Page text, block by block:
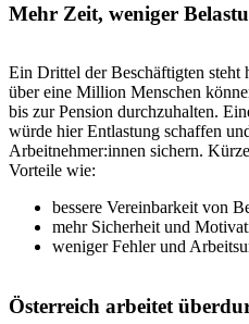
Mehr Zeit, weniger
Ein Drittel der Beschäftigten steht
über eine Million Menschen
bis zur Pension durchzuhalten.
würde hier Entlastung schaffen
Arbeitnehmer:innen sichern.
Vorteile wie:
bessere Vereinbarkeit von
mehr Sicherheit und
weniger Fehler und
Österreich arbeitet